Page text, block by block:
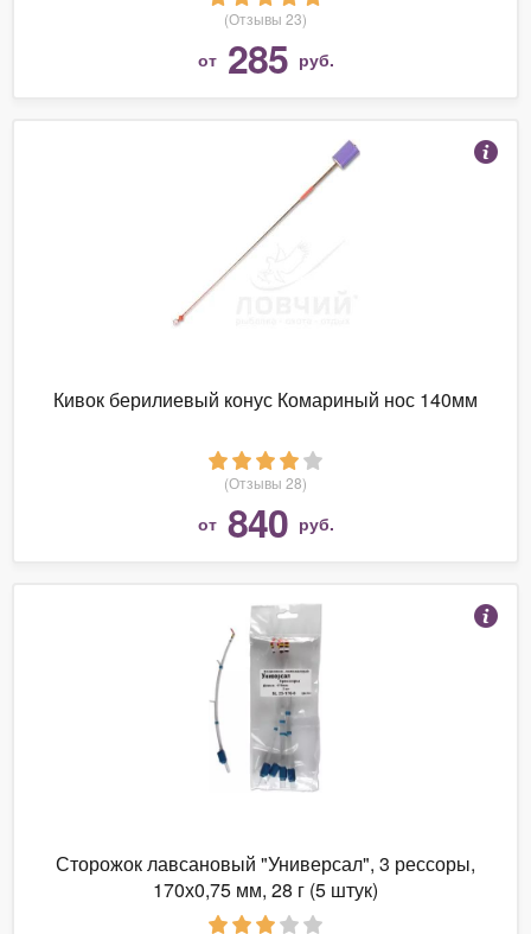
(Отзывы 23)
от 285 руб.
Кивок берилиевый конус Комариный нос 140мм
(Отзывы 28)
от 840 руб.
Сторожок лавсановый "Универсал", 3 рессоры,
170х0,75 мм, 28 г (5 штук)